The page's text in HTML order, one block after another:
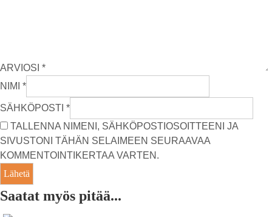
ARVIOSI *
NIMI *
SÄHKÖPOSTI *
TALLENNA NIMENI, SÄHKÖPOSTIOSOITTEENI JA
SIVUSTONI TÄHÄN SELAIMEEN SEURAAVAA
KOMMENTOINTIKERTAA VARTEN.
Saatat myös pitää...